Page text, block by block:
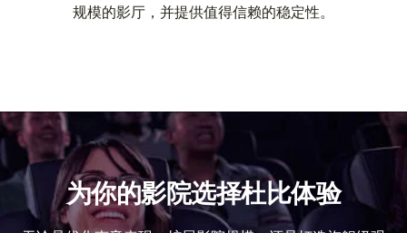
规模的影厅，并提供值得信赖的稳定性。
为你的影院选择杜比体验